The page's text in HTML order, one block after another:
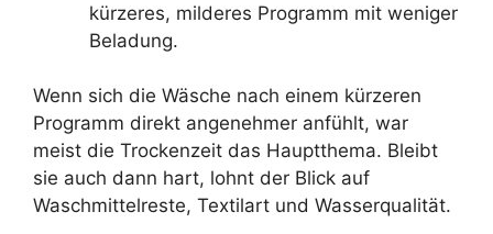
kürzeres, milderes Programm mit weniger
Beladung.
Wenn sich die Wäsche nach einem kürzeren
Programm direkt angenehmer anfühlt, war
meist die Trockenzeit das Hauptthema. Bleibt
sie auch dann hart, lohnt der Blick auf
Waschmittelreste, Textilart und Wasserqualität.